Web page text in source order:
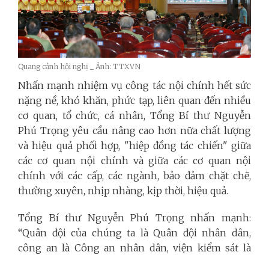
Quang cảnh hội nghị _ Ảnh: TTXVN
Nhấn mạnh nhiệm vụ công tác nội chính hết sức
nặng nề, khó khăn, phức tạp, liên quan đến nhiều
cơ quan, tổ chức, cá nhân, Tổng Bí thư Nguyễn
Phú Trọng yêu cầu nâng cao hơn nữa chất lượng
và hiệu quả phối hợp, "hiệp đồng tác chiến" giữa
các cơ quan nội chính và giữa các cơ quan nội
chính với các cấp, các ngành, bảo đảm chặt chẽ,
thường xuyên, nhịp nhàng, kịp thời, hiệu quả.
Tổng Bí thư Nguyễn Phú Trọng nhấn mạnh:
“Quân đội của chúng ta là Quân đội nhân dân,
công an là Công an nhân dân, viện kiểm sát là